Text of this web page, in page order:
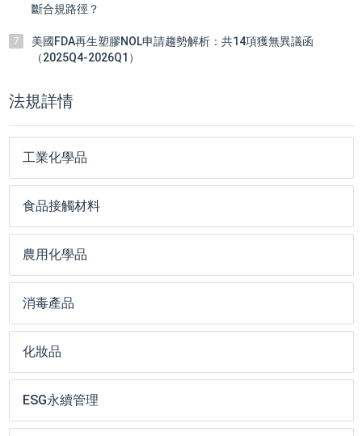
斷合規路徑？
7
美國FDA再生塑膠NOL申請趨勢解析：共14項獲無異議函
（2025Q4-2026Q1）
法規詳情
工業化學品
食品接觸材料
農用化學品
消毒產品
化妝品
ESG永續管理